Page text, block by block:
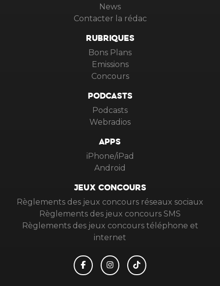
News
Contacter la rédac
RUBRIQUES
Bons Plans
Emissions
Concours
PODCASTS
Podcasts
Webradios
APPS
iPhone/iPad
Android
JEUX CONCOURS
Règlements des jeux concours réseaux sociaux
Règlements des jeux concours SMS
Règlements des jeux concours téléphone et
internet